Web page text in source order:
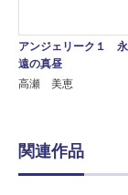
アンジェリーク１ 永
遠の真昼
高瀬 美恵
関連作品